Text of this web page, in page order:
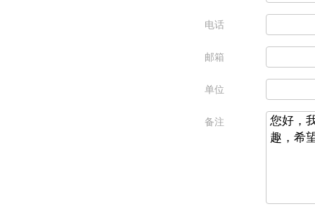
电话
邮箱
单位
备注